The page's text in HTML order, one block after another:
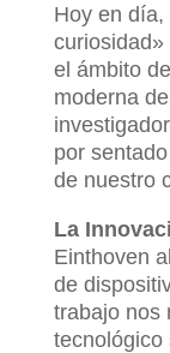
Hoy en día,
el ámbito
moderna
por
de nuestro
La
Einthoven
de
trabajo nos
tecnológico